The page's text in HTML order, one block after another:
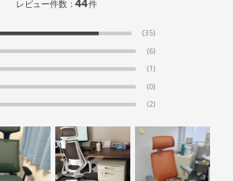
レビュー件数： 件
(35)
(6)
(1)
(0)
(2)